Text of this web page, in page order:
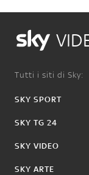
Tutti i siti di Sky:
SKY SPORT
SKY TG 24
SKY VIDEO
SKY ARTE